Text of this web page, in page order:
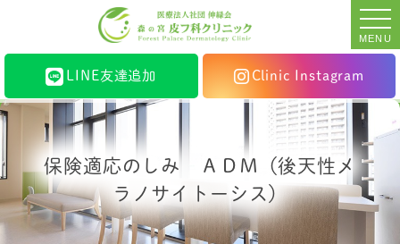
MENU
LINE友達追加 Clinic Instagram
保険適応のしみ ＡＤＭ（後天性メ
ラノサイトーシス）